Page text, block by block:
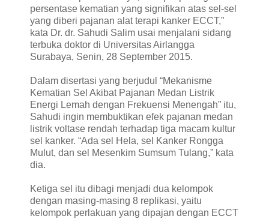
persentase kematian yang signifikan atas sel-sel
yang diberi pajanan alat terapi kanker ECCT,”
kata Dr. dr. Sahudi Salim usai menjalani sidang
terbuka doktor di Universitas Airlangga
Surabaya, Senin, 28 September 2015.
Dalam disertasi yang berjudul “Mekanisme
Kematian Sel Akibat Pajanan Medan Listrik
Energi Lemah dengan Frekuensi Menengah” itu,
Sahudi ingin membuktikan efek pajanan medan
listrik voltase rendah terhadap tiga macam kultur
sel kanker. “Ada sel Hela, sel Kanker Rongga
Mulut, dan sel Mesenkim Sumsum Tulang,” kata
dia.
Ketiga sel itu dibagi menjadi dua kelompok
dengan masing-masing 8 replikasi, yaitu
kelompok perlakuan yang dipajan dengan ECCT